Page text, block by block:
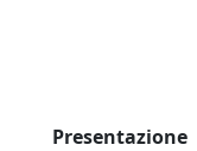
Presentazione